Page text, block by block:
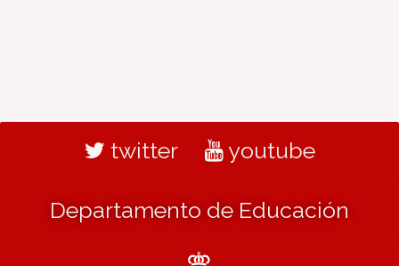
twitter youtube
Departamento de Educación